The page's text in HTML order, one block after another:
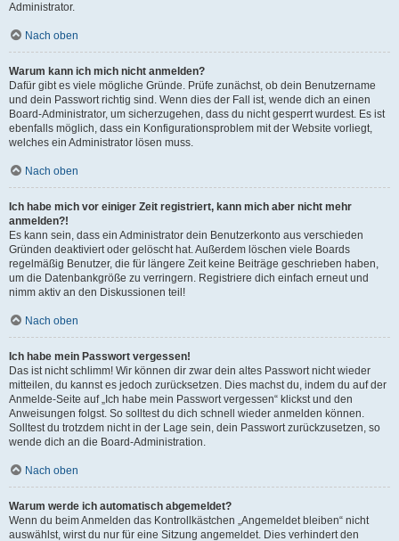
Administrator.
Nach oben
Warum kann ich mich nicht anmelden?
Dafür gibt es viele mögliche Gründe. Prüfe zunächst, ob dein Benutzername
und dein Passwort richtig sind. Wenn dies der Fall ist, wende dich an einen
Board-Administrator, um sicherzugehen, dass du nicht gesperrt wurdest. Es ist
ebenfalls möglich, dass ein Konfigurationsproblem mit der Website vorliegt,
welches ein Administrator lösen muss.
Nach oben
Ich habe mich vor einiger Zeit registriert, kann mich aber nicht mehr
anmelden?!
Es kann sein, dass ein Administrator dein Benutzerkonto aus verschieden
Gründen deaktiviert oder gelöscht hat. Außerdem löschen viele Boards
regelmäßig Benutzer, die für längere Zeit keine Beiträge geschrieben haben,
um die Datenbankgröße zu verringern. Registriere dich einfach erneut und
nimm aktiv an den Diskussionen teil!
Nach oben
Ich habe mein Passwort vergessen!
Das ist nicht schlimm! Wir können dir zwar dein altes Passwort nicht wieder
mitteilen, du kannst es jedoch zurücksetzen. Dies machst du, indem du auf der
Anmelde-Seite auf „Ich habe mein Passwort vergessen“ klickst und den
Anweisungen folgst. So solltest du dich schnell wieder anmelden können.
Solltest du trotzdem nicht in der Lage sein, dein Passwort zurückzusetzen, so
wende dich an die Board-Administration.
Nach oben
Warum werde ich automatisch abgemeldet?
Wenn du beim Anmelden das Kontrollkästchen „Angemeldet bleiben“ nicht
auswählst, wirst du nur für eine Sitzung angemeldet. Dies verhindert den